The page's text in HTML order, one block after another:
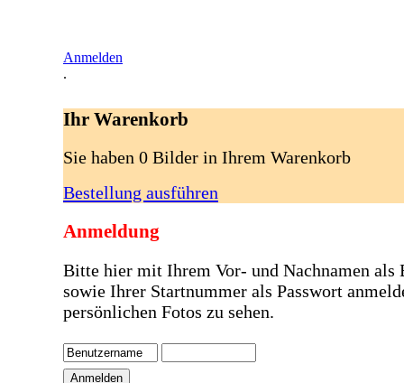
Anmelden
.
Ihr Warenkorb
Sie haben 0 Bilder in Ihrem Warenkorb
Bestellung ausführen
Anmeldung
Bitte hier mit Ihrem Vor- und Nachnamen als
sowie Ihrer Startnummer als Passwort
persönlichen Fotos zu sehen.